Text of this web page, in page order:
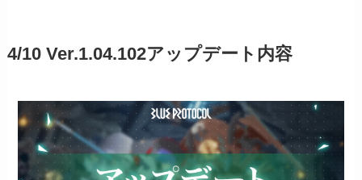
4/10 Ver.1.04.102アップデート内容